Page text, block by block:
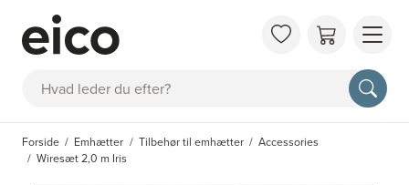
Søg
OM
FAQ
Forside Emhætter Tilbehør til emhætter
Accessories
Wiresæt 2,0 m Iris